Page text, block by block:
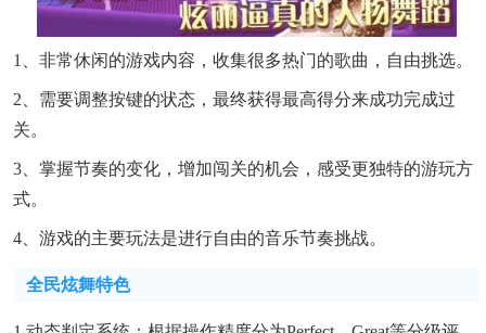
1、非常休闲的游戏内容，收集很多热门的歌曲，自由挑选。
2、需要调整按键的状态，最终获得最高得分来成功完成过
关。
3、掌握节奏的变化，增加闯关的机会，感受更独特的游玩方
式。
4、游戏的主要玩法是进行自由的音乐节奏挑战。
全民炫舞特色